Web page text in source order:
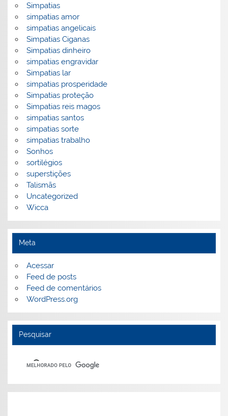
Simpatias
simpatias amor
simpatias angelicais
Simpatias Ciganas
Simpatias dinheiro
simpatias engravidar
Simpatias lar
simpatias prosperidade
Simpatias proteção
Simpatias reis magos
simpatias santos
simpatias sorte
simpatias trabalho
Sonhos
sortilégios
superstições
Talismãs
Uncategorized
Wicca
Meta
Acessar
Feed de posts
Feed de comentários
WordPress.org
Pesquisar